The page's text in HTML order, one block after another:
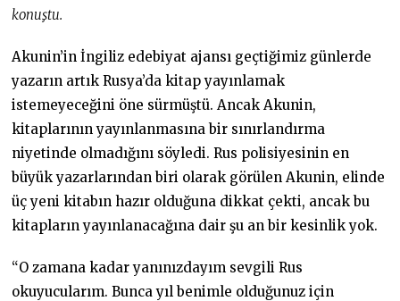
konuştu.
Akunin’in İngiliz edebiyat ajansı geçtiğimiz günlerde
yazarın artık Rusya’da kitap yayınlamak
istemeyeceğini öne sürmüştü. Ancak Akunin,
kitaplarının yayınlanmasına bir sınırlandırma
niyetinde olmadığını söyledi. Rus polisiyesinin en
büyük yazarlarından biri olarak görülen Akunin, elinde
üç yeni kitabın hazır olduğuna dikkat çekti, ancak bu
kitapların yayınlanacağına dair şu an bir kesinlik yok.
“O zamana kadar yanınızdayım sevgili Rus
okuyucularım. Bunca yıl benimle olduğunuz için